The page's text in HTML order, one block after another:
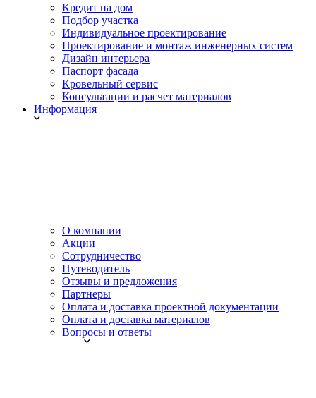
Кредит на дом
Подбор участка
Индивидуальное проектирование
Проектирование и монтаж инженерных систем
Дизайн интерьера
Паспорт фасада
Кровельный сервис
Консультации и расчет материалов
Информация
О компании
Акции
Сотрудничество
Путеводитель
Отзывы и предложения
Партнеры
Оплата и доставка проектной документации
Оплата и доставка материалов
Вопросы и ответы